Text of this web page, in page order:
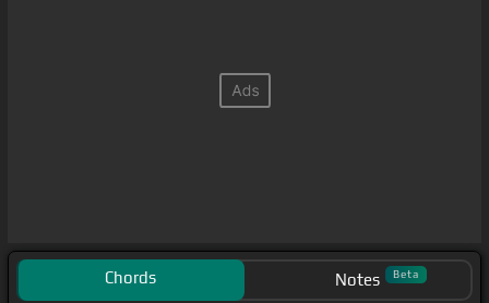
Chords Notes Beta